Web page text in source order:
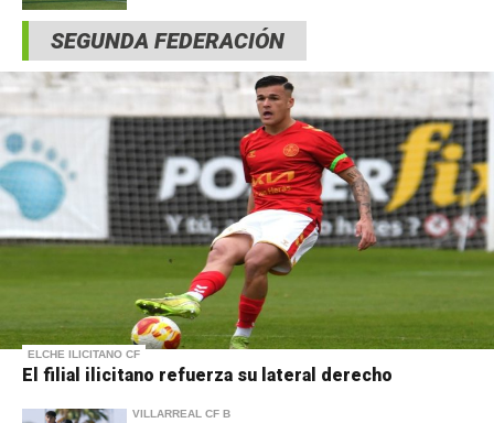
SEGUNDA FEDERACIÓN
ELCHE ILICITANO CF
El filial ilicitano refuerza su lateral derecho
VILLARREAL CF B